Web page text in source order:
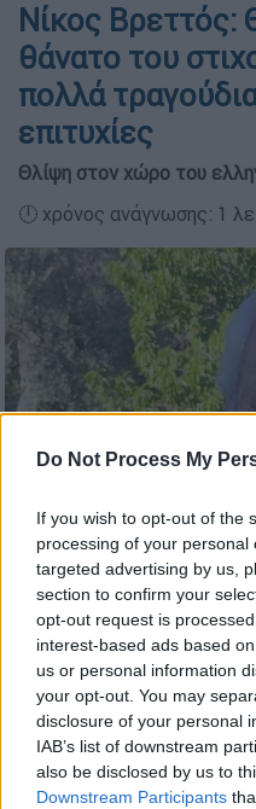
Do Not Process My
If you wish to opt-out of the
processing of your
targeted advertising by us,
section to confirm your
opt-out request is
interest-based ads based
us or personal information
your opt-out. You may
disclosure of your personal
IAB’s list of downstream
also be disclosed by us to
Downstream Participants
Νίκος Βρεττός:
θάνατο του
πολλά
επιτυχίες
Θλίψη στον χώρο του
🕛 χρόνος ανάγνωσης: 1
Ο Νίκος Βρεττός (facebook)
Προσθέστε
Την τελευταία του
Νίκος Βρεττός, ο
μεγάλες επιτυχίες